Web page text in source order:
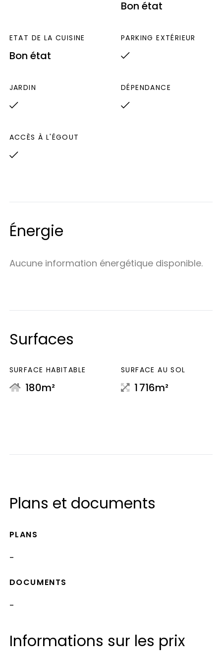
Bon état
ETAT DE LA CUISINE
Bon état
PARKING EXTÉRIEUR
JARDIN DÉPENDANCE
ACCÈS À L'ÉGOUT
Énergie
Aucune information énergétique disponible.
Surfaces
SURFACE HABITABLE
180m²
SURFACE AU SOL
1 716m²
Plans et documents
PLANS
-
DOCUMENTS
-
Informations sur les prix